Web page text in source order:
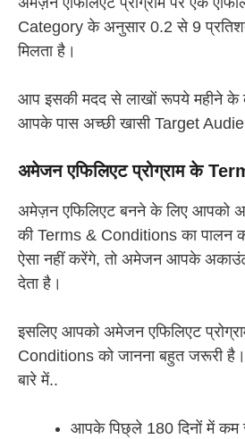
Category के अनुसार 0.2 से 9
मिलता है।
आप इसकी मदद से लाखों रूपये महीने
आपके पास अच्छी खासी Target
अमेजन एफिलिएट प्रोग्राम के
अमेज़न एफिलिएट बनने के लिए आपको
की Terms & Conditions का पालन
ऐसा नहीं करेंगे, तो अमेजन आपके
देता है।
इसलिए आपको अमेजन एफिलिएट
Conditions को जानना बहुत जरूरी
बारे में..
आपके पिछ्ले 180 दिनों में कम